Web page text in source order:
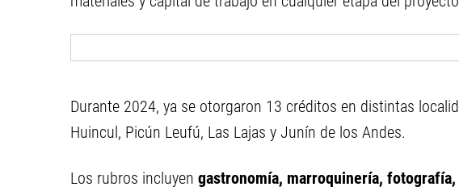
Durante 2024, ya se otorgaron 13 créditos en distintas
Huincul, Picún Leufú, Las Lajas y Junín de los Andes.
Los rubros incluyen gastronomía, marroquinería,